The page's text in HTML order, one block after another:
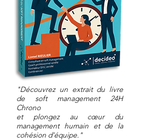
"Découvrez un extrait du livre
de soft management 24H
Chrono
et plongez au cœur du
management humain et de la
cohésion d’équipe."